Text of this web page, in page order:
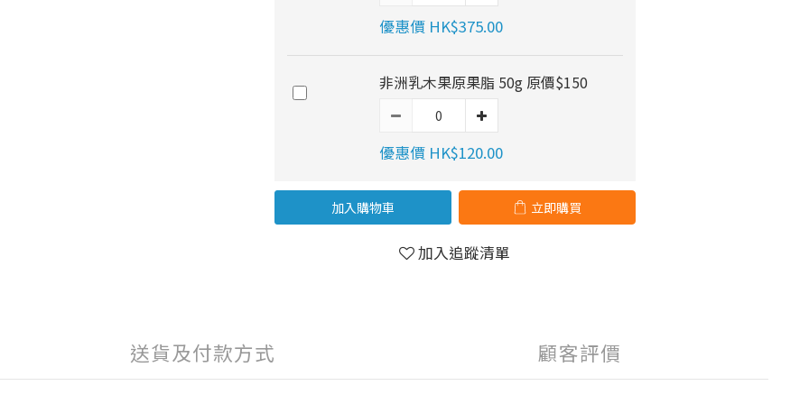
優惠價 HK$375.00
非洲乳木果原果脂 50g 原價$150
優惠價 HK$120.00
加入購物車 立即購買
加入追蹤清單
送貨及付款方式 顧客評價